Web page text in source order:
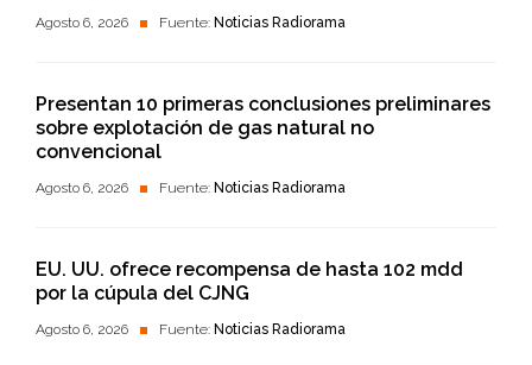
Agosto 6, 2026 Fuente: Noticias Radiorama
Presentan 10 primeras conclusiones preliminares
sobre explotación de gas natural no
convencional
Agosto 6, 2026 Fuente: Noticias Radiorama
EU. UU. ofrece recompensa de hasta 102 mdd
por la cúpula del CJNG
Agosto 6, 2026 Fuente: Noticias Radiorama